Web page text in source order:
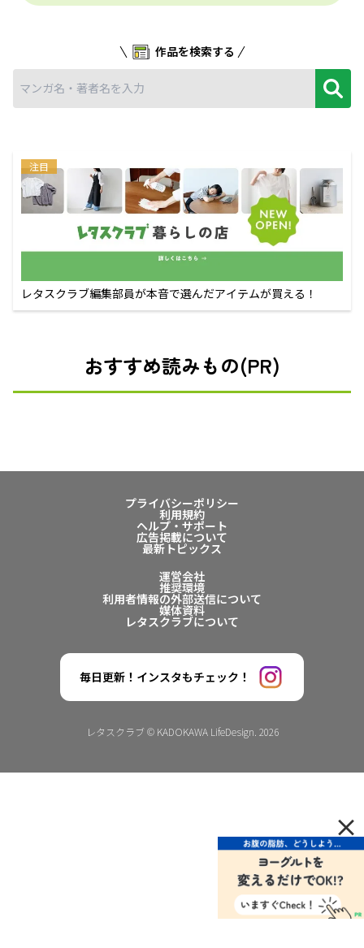
作品を検索する
注目
レタスクラブ編集部員が本音で選んだアイテムが買える！
おすすめ読みもの(PR)
プライバシーポリシー
利用規約
ヘルプ・サポート
広告掲載について
最新トピックス
運営会社
推奨環境
利用者情報の外部送信について
媒体資料
レタスクラブについて
毎日更新！インスタもチェック！
レタスクラブ © KADOKAWA LifeDesign. 2026
×